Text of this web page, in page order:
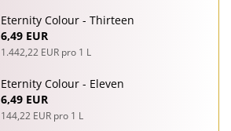
Eternity Colour - Thirteen
6,49 EUR
1.442,22 EUR pro 1 L
Eternity Colour - Eleven
6,49 EUR
144,22 EUR pro 1 L